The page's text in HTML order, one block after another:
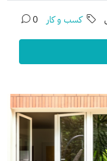
کسب و کار 0